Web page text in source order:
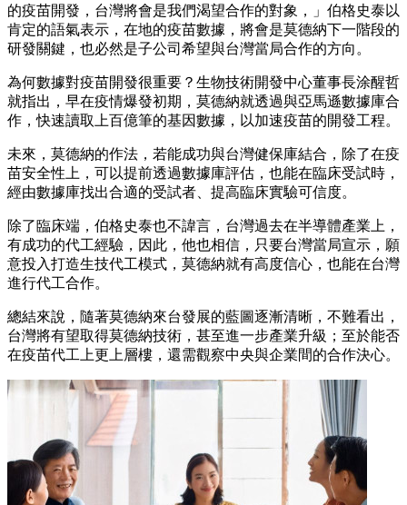
的疫苗開發，台灣將會是我們渴望合作的對象，」伯格史泰以
肯定的語氣表示，在地的疫苗數據，將會是莫德納下一階段的
研發關鍵，也必然是子公司希望與台灣當局合作的方向。
為何數據對疫苗開發很重要？生物技術開發中心董事長涂醒哲
就指出，早在疫情爆發初期，莫德納就透過與亞馬遜數據庫合
作，快速讀取上百億筆的基因數據，以加速疫苗的開發工程。
未來，莫德納的作法，若能成功與台灣健保庫結合，除了在疫
苗安全性上，可以提前透過數據庫評估，也能在臨床受試時，
經由數據庫找出合適的受試者、提高臨床實驗可信度。
除了臨床端，伯格史泰也不諱言，台灣過去在半導體產業上，
有成功的代工經驗，因此，他也相信，只要台灣當局宣示，願
意投入打造生技代工模式，莫德納就有高度信心，也能在台灣
進行代工合作。
總結來說，隨著莫德納來台發展的藍圖逐漸清晰，不難看出，
台灣將有望取得莫德納技術，甚至進一步產業升級；至於能否
在疫苗代工上更上層樓，還需觀察中央與企業間的合作決心。